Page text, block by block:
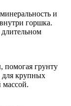
и
горшка.
длительном
помогая грунту
для крупных
массой.